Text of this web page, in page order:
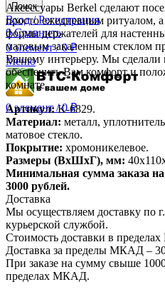
Поиск
Вход / Регистрация
0 Сравнить
0элемент / 0₽
Меню
0элемент / 0₽
Аксессуары Berkel сделают
просто ежедневным ритуалом,
формы держателей для
матовым закаленным стеклом
Вашему интерьеру. Мы сделали
обеспечить Вам комфорт и
комнате.
Артикул:K-6829.
Материал: металл,
матовое стекло.
Покрытие: хромоникелевое.
Размеры (ВхШхГ), мм:
Минимальная сумма заказа
3000 рублей.
Доставка
Мы осуществляем доставку по
курьерской службой.
Стоимость доставки в
Доставка за пределы МКАД –
При заказе на сумму свыше
пределах МКАД.